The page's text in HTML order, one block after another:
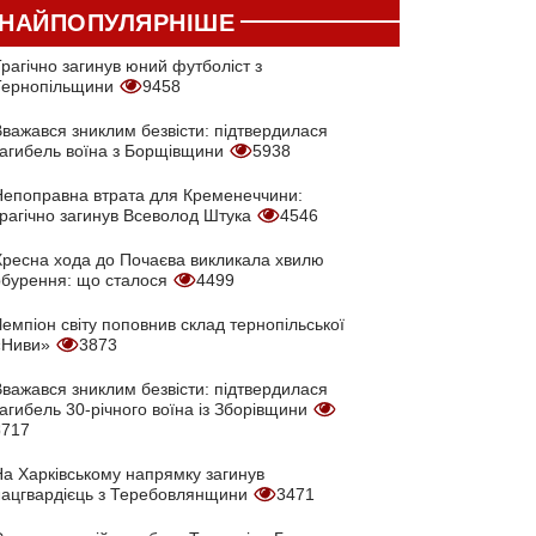
НАЙПОПУЛЯРНІШЕ
загинув юний футболіст з
9458
зниклим безвісти: підтвердилася
воїна з Борщівщини
5938
втрата для Кременеччини:
загинув Всеволод Штука
4546
хода до Почаєва викликала хвилю
що сталося
4499
світу поповнив склад тернопільської
3873
зниклим безвісти: підтвердилася
30-річного воїна із Зборівщини
Харківському напрямку загинув
з Теребовлянщини
3471